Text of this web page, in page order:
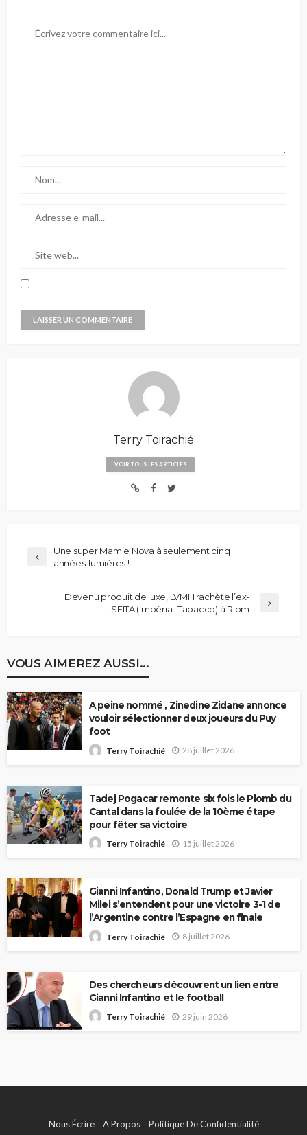
Terry Toirachié
VOIR TOUS LES ARTICLES
Une super Mamie Nova à seulement cinq
années-lumières !
Devenu produit de luxe, LVMH rachète l’ex-
SEITA (Impérial-Tabacco) à Riom
VOUS AIMEREZ AUSSI...
A peine nommé , Zinedine Zidane annonce
vouloir sélectionner deux joueurs du Puy
foot
Terry Toirachié 28 juillet 2026
Tadej Pogacar remonte six fois le Plomb du
Cantal dans la foulée de la 10ème étape
pour fêter sa victoire
Terry Toirachié 15 juillet 2026
Gianni Infantino, Donald Trump et Javier
Milei s’entendent pour une victoire 3-1 de
l’Argentine contre l’Espagne en finale
Terry Toirachié 8 juillet 2026
Des chercheurs découvrent un lien entre
Gianni Infantino et le football
Terry Toirachié 29 juin 2026
Nous Écrire A Propos Politique De Confidentialité